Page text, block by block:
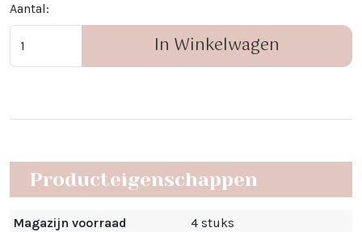
Aantal:
In Winkelwagen
Producteigenschappen
Magazijn voorraad
4 stuks